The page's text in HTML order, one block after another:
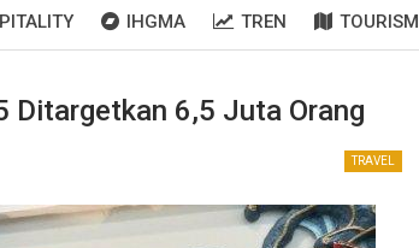
IHGMA TREN TOURISM
Ditargetkan 6,5 Juta Orang
TRAVEL
HOTELS